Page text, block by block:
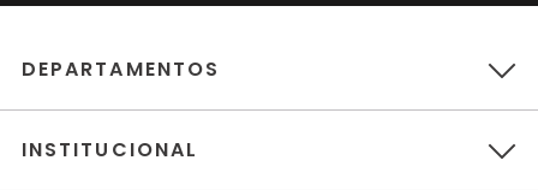
DEPARTAMENTOS
INSTITUCIONAL